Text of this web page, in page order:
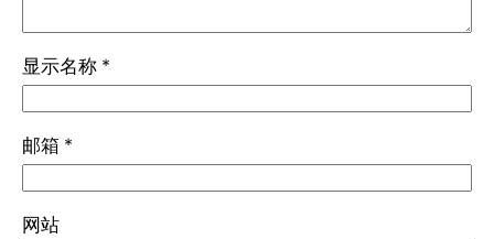
显示名称 *
邮箱 *
网站